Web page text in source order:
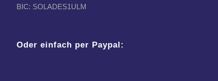
BIC: SOLADES1ULM
Oder einfach per Paypal: